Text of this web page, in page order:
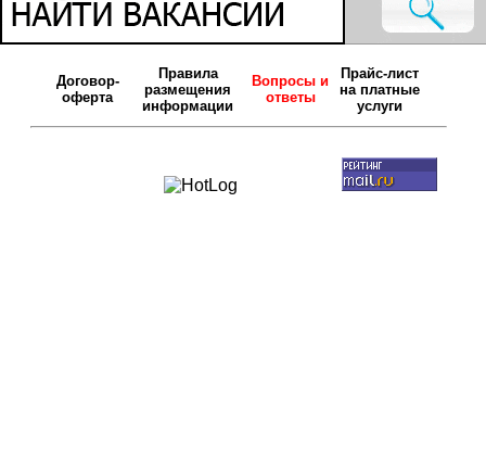
Договор-
оферта
Правила
размещения
информации
Вопросы и
ответы
Прайс-лист
на платные
услуги